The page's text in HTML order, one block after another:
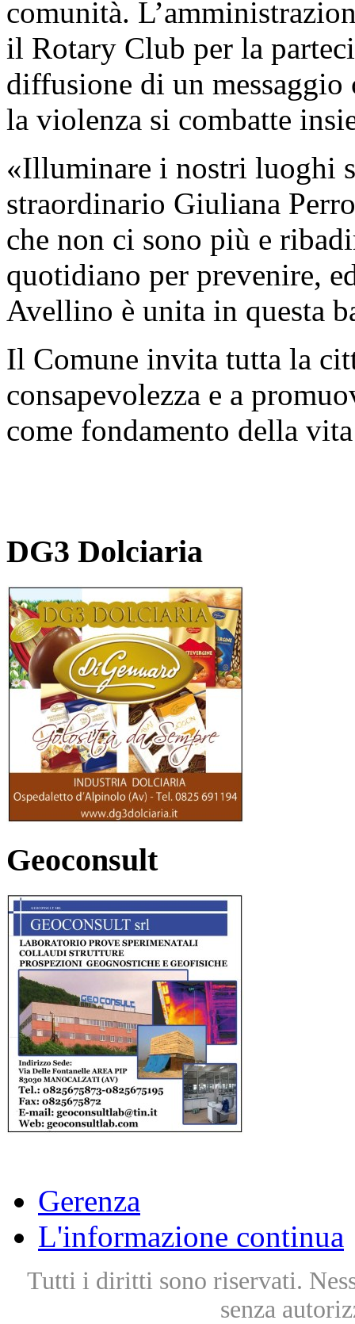
comunità.
il Rotary Club per la
diffusione di un messaggio
la violenza si combatte
«Illuminare i nostri luoghi
straordinario Giuliana
che non ci sono più e
quotidiano per prevenire,
Avellino è unita in questa
Il Comune invita tutta la
consapevolezza e a
come fondamento della
DG3 Dolciaria
Geoconsult
Gerenza
L'informazione continua
Tutti i diritti sono riservati.
senza